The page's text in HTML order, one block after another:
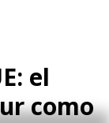
el
como